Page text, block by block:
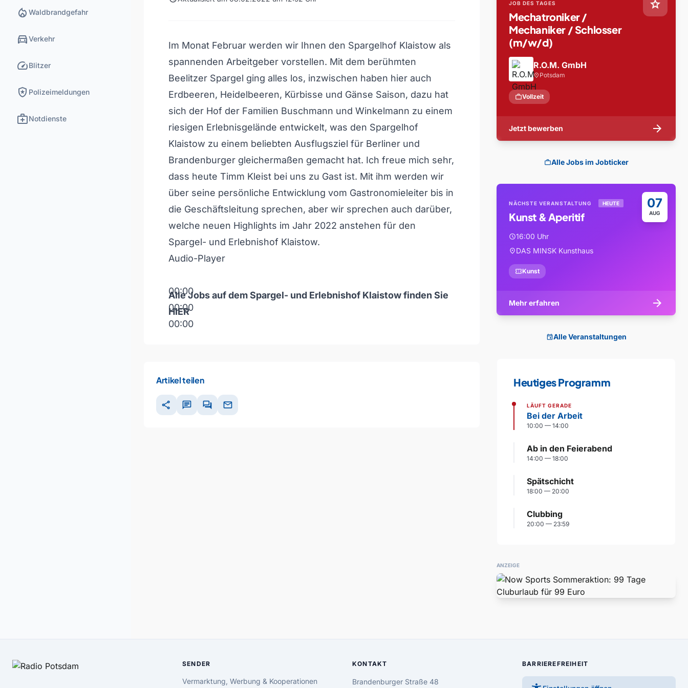
local_fire_department Waldbrandgefahr
directions_carVerkehr
speedBlitzer
local_police Polizeimeldungen
medical_servicesNotdienste
Im Monat Februar werden wir Ihnen den Spargelhof Klaistow als
spannenden Arbeitgeber vorstellen. Mit dem berühmten
Beelitzer Spargel ging alles los, inzwischen haben hier auch
Erdbeeren, Heidelbeeren, Kürbisse und Gänse Saison, dazu hat
sich der Hof der Familien Buschmann und Winkelmann zu einem
riesigen Erlebnisgelände entwickelt, was den Spargelhof
Klaistow zu einem beliebten Ausflugsziel für Berliner und
Brandenburger gleichermaßen gemacht hat. Ich freue mich sehr,
dass heute Timm Kleist bei uns zu Gast ist. Mit ihm werden wir
über seine persönliche Entwicklung vom Gastronomieleiter bis in
die Geschäftsleitung sprechen, aber wir sprechen auch darüber,
welche neuen Highlights im Jahr 2022 anstehen für den
Spargel- und Erlebnishof Klaistow.
Audio-Player
00:00
00:00
00:00
Alle Jobs auf dem Spargel- und Erlebnishof Klaistow finden Sie
HIER
Artikel teilen
share chat forum mail
star
JOB DES TAGES
Mechatroniker /
Mechaniker / Schlosser
(m/w/d)
R.O.M. GmbH
location_on Potsdam
workVollzeit
Jetzt bewerben arrow_forward
workAlle Jobs im Jobticker
07
AUG
NÄCHSTE VERANSTALTUNG HEUTE
Kunst & Aperitif
schedule16:00 Uhr
location_onDAS MINSK Kunsthaus
confirmation_numberKunst
Mehr erfahren arrow_forward
eventAlle Veranstaltungen
Heutiges Programm
LÄUFT GERADE
Bei der Arbeit
10:00 — 14:00
Ab in den Feierabend
14:00 — 18:00
Spätschicht
18:00 — 20:00
Clubbing
20:00 — 23:59
ANZEIGE
SENDER
Vermarktung, Werbung & Kooperationen
KONTAKT
Brandenburger Straße 48
BARRIEREFREIHEIT